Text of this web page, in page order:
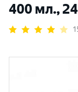
400 мл.,